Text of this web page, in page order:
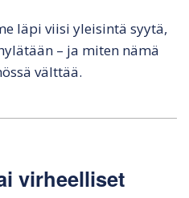
läpi viisi yleisintä syytä,
– ja miten nämä
välttää.
virheelliset